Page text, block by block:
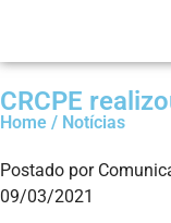
CRCPE
Home / Notícias
Postado por
09/03/2021